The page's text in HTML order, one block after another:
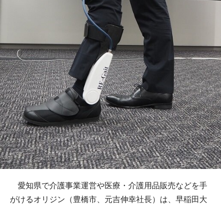
愛知県で介護事業運営や医療・介護用品販売などを手
がけるオリジン（豊橋市、元吉伸幸社長）は、早稲田大